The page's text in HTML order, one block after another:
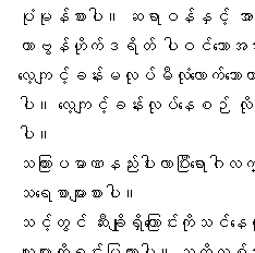
ပုံမုန်စားပါ။ ဆရာဝန်နှင့် အာ
ကာဗွန်ဟိုက်ဒရိတ် ပါဝင်သောအစားအ
လေ့ကျင့်ခန်းမလုပ်မီလုံလောက်သေ
ပါ။ လေ့ကျင့်ခန်းလုပ်နေစဉ် လိုအပ်
ပါ။
သကြားပမာဏနည်းပါးလာပြီးရောဂါ
သရေစာများစားပါ။
သင့်တွင် ဆီးချိုရှိကြောင်းကိုသင်န